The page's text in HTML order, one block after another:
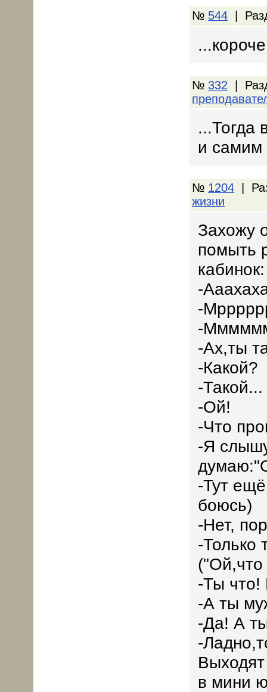
№ 544 |
№ 332 |
...Тогда
и самим
№ 1204 |
жизни
Захожу
помыть
кабинок:
-
-
-
-Ах,ты
-Какой?
-Такой...
-Ой!
-Что
-Я
-Тут
боюсь)
-Нет,
-Только
("Ой,что
-Ты что!
-А ты
-Да! А
-
в мини